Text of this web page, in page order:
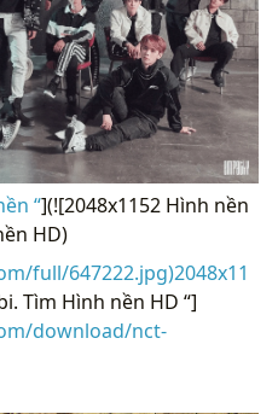
“](![2048x1152 Hình nền
HD)
full/647222.jpg)2048x11
Tìm Hình nền HD “]
download/nct-